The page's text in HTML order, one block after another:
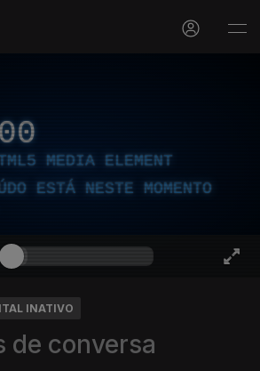
MEDIA ELEMENT
ESTÁ NESTE MOMENTO
INATIVO
de conversa